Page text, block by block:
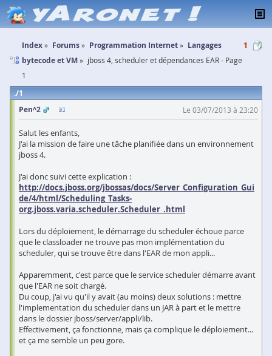
Index Forums Programmation Internet
Langages
bytecode et VM
jboss 4, scheduler et dépendances EAR - Page
1
1
1
Pen^2
Le 03/07/2013 à 23:20
Salut les enfants,
J'ai la mission de faire une tâche planifiée dans un environnement
jboss 4.
J'ai donc suivi cette explication :
http://docs.jboss.org/jbossas/docs/Server_Configuration_Gui
de/4/html/Scheduling_Tasks-
org.jboss.varia.scheduler.Scheduler_.html
Lors du déploiement, le démarrage du scheduler échoue parce
que le classloader ne trouve pas mon implémentation du
scheduler, qui se trouve être dans l'EAR de mon appli...
Apparemment, c'est parce que le service scheduler démarre avant
que l'EAR ne soit chargé.
Du coup, j'ai vu qu'il y avait (au moins) deux solutions : mettre
l'implementation du scheduler dans un JAR à part et le mettre
dans le dossier jboss/server/appli/lib.
Effectivement, ça fonctionne, mais ça complique le déploiement...
et ça me semble un peu gore.